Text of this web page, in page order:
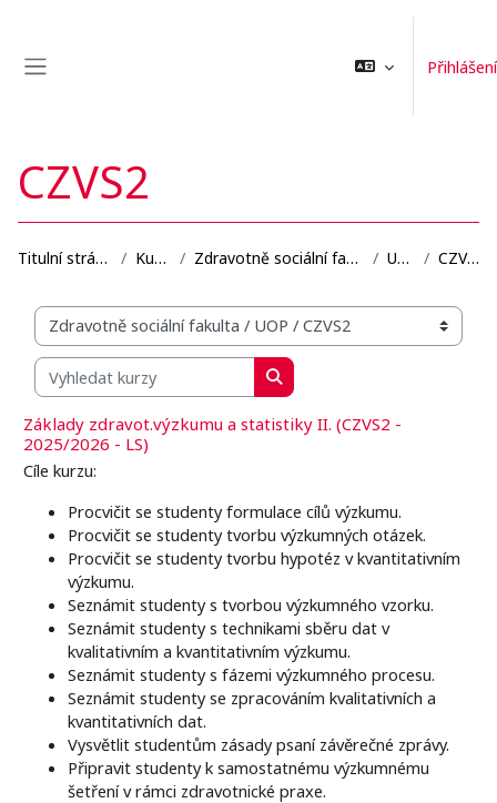
Přihlášení
CZVS2
Titulní stránka Kurzy Zdravotně sociální fakulta UOP CZVS2
Organizační struktura kurzů
Vyhledat kurzy
Vyhledat kurzy
Základy zdravot.výzkumu a statistiky II. (CZVS2 -
2025/2026 - LS)
Cíle kurzu:
Procvičit se studenty formulace cílů výzkumu.
Procvičit se studenty tvorbu výzkumných otázek.
Procvičit se studenty tvorbu hypotéz v kvantitativním
výzkumu.
Seznámit studenty s tvorbou výzkumného vzorku.
Seznámit studenty s technikami sběru dat v
kvalitativním a kvantitativním výzkumu.
Seznámit studenty s fázemi výzkumného procesu.
Seznámit studenty se zpracováním kvalitativních a
kvantitativních dat.
Vysvětlit studentům zásady psaní závěrečné zprávy.
Připravit studenty k samostatnému výzkumnému
šetření v rámci zdravotnické praxe.